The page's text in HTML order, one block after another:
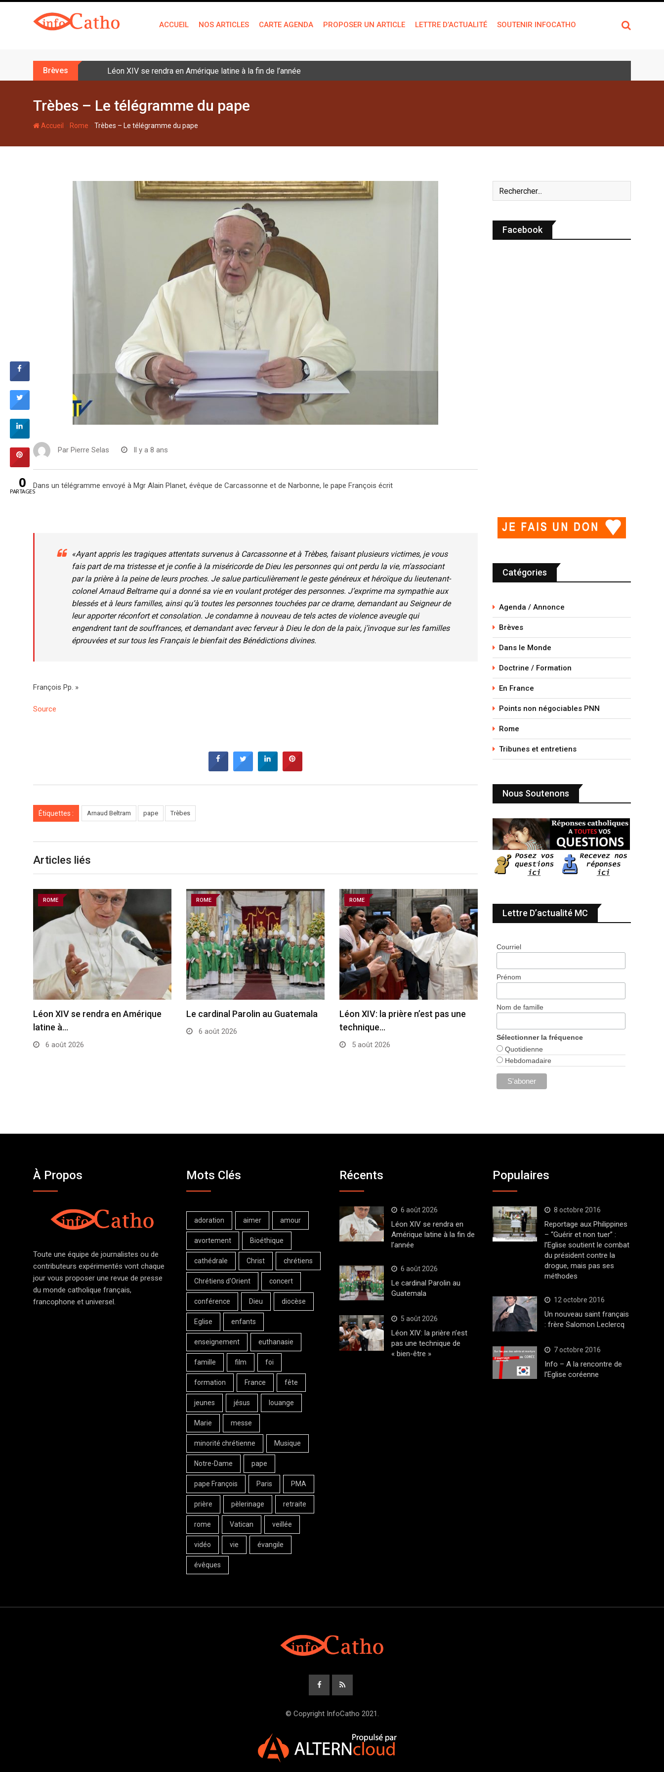
t
ACCUEIL NOS ARTICLES CARTE AGENDA PROPOSER UN ARTICLE LETTRE D’ACTUALITÉ SOUTENIR INFOCATHO
Brèves Léon XIV se rendra en Amérique latine à la fin de l’année
Trèbes – Le télégramme du pape
Accueil - Rome -Trèbes – Le télégramme du pape
Par Pierre Selas Il y a 8 ans
Dans un télégramme envoyé à Mgr Alain Planet, évêque de Carcassonne et de Narbonne, le pape François écrit
«Ayant appris les tragiques attentats survenus à Carcassonne et à Trèbes, faisant plusieurs victimes, je vous
fais part de ma tristesse et je confie à la miséricorde de Dieu les personnes qui ont perdu la vie, m’associant
par la prière à la peine de leurs proches. Je salue particulièrement le geste généreux et héroïque du lieutenant-
colonel Arnaud Beltrame qui a donné sa vie en voulant protéger des personnes. J’exprime ma sympathie aux
blessés et à leurs familles, ainsi qu’à toutes les personnes touchées par ce drame, demandant au Seigneur de
leur apporter réconfort et consolation. Je condamne à nouveau de tels actes de violence aveugle qui
engendrent tant de souffrances, et demandant avec ferveur à Dieu le don de la paix, j’invoque sur les familles
éprouvées et sur tous les Français le bienfait des Bénédictions divines.
François Pp. »
Source
Étiquettes : Arnaud Beltram pape Trèbes
Articles liés
ROME
Léon XIV se rendra en Amérique
latine à…
6 août 2026
ROME
Le cardinal Parolin au Guatemala
6 août 2026
ROME
Léon XIV: la prière n’est pas une
technique…
5 août 2026
Facebook
Catégories
Agenda / Annonce
Brèves
Dans le Monde
Doctrine / Formation
En France
Points non négociables PNN
Rome
Tribunes et entretiens
Nous Soutenons
Lettre D’actualité MC
Courriel
Prénom
Nom de famille
Sélectionner la fréquence
Quotidienne
Hebdomadaire
À Propos
Toute une équipe de journalistes ou de
contributeurs expérimentés vont chaque
jour vous proposer une revue de presse
du monde catholique français,
francophone et universel.
Mots Clés
adoration aimer amour
avortement Bioéthique
cathédrale Christ chrétiens
Chrétiens d'Orient concert
conférence Dieu diocèse
Eglise enfants
enseignement euthanasie
famille film foi
formation France fête
jeunes jésus louange
Marie messe
minorité chrétienne Musique
Notre-Dame pape
pape François Paris PMA
prière pèlerinage retraite
rome Vatican veillée
vidéo vie évangile
évêques
Récents
6 août 2026
Léon XIV se rendra en
Amérique latine à la fin de
l’année
6 août 2026
Le cardinal Parolin au
Guatemala
5 août 2026
Léon XIV: la prière n’est
pas une technique de
« bien-être »
Populaires
8 octobre 2016
Reportage aux Philippines
– “Guérir et non tuer” :
l’Eglise soutient le combat
du président contre la
drogue, mais pas ses
méthodes
12 octobre 2016
Un nouveau saint français
: frère Salomon Leclercq
7 octobre 2016
Info – A la rencontre de
l’Eglise coréenne
© Copyright InfoCatho 2021.
0
PARTAGES